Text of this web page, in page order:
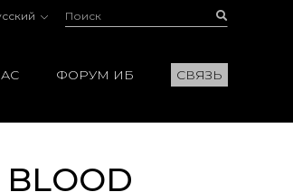
Поиск:
ФОРУМ ИБ СВЯЗЬ
BLOOD